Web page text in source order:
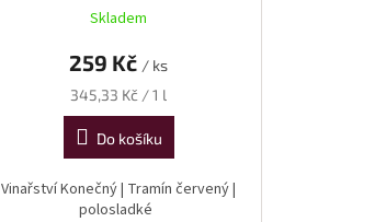
Skladem
259 Kč / ks
Měrná
cena:
345,33 Kč / 1 l
Do košíku
Vinařství Konečný | Tramín červený |
polosladké